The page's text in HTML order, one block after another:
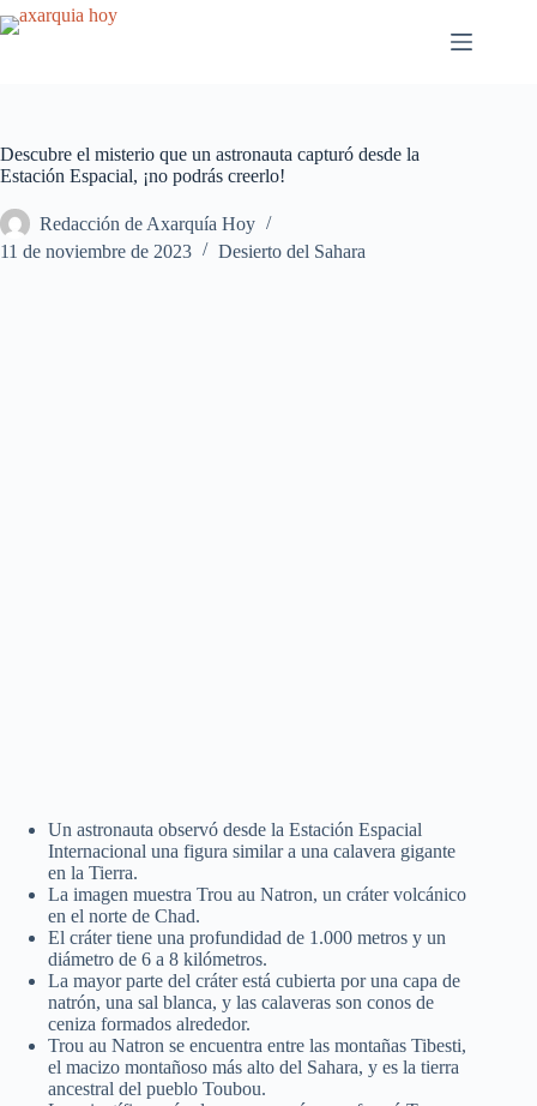
Saltar
al
Descubre el misterio que un astronauta capturó desde la
Estación Espacial, ¡no podrás creerlo!
Redacción de Axarquía Hoy
11 de noviembre de 2023
Desierto del Sahara
Un astronauta observó desde la Estación Espacial
Internacional una figura similar a una calavera gigante
en la Tierra.
La imagen muestra Trou au Natron, un cráter volcánico
en el norte de Chad.
El cráter tiene una profundidad de 1.000 metros y un
diámetro de 6 a 8 kilómetros.
La mayor parte del cráter está cubierta por una capa de
natrón, una sal blanca, y las calaveras son conos de
ceniza formados alrededor.
Trou au Natron se encuentra entre las montañas Tibesti,
el macizo montañoso más alto del Sahara, y es la tierra
ancestral del pueblo Toubou.